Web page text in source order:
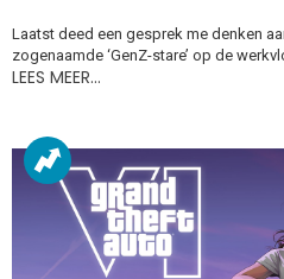
Laatst deed een gesprek me denken
zogenaamde ‘GenZ-stare’ op de
LEES MEER…